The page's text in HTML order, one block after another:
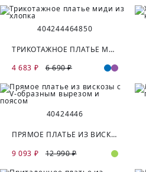
404244464850
ТРИКОТАЖНОЕ ПЛАТЬЕ МИДИ ИЗ ХЛОПКА
4 683 ₽
6 690 ₽
40424446
ПРЯМОЕ ПЛАТЬЕ ИЗ ВИСКОЗЫ С V-ОБРАЗНЫМ ВЫРЕЗОМ И ПОЯСОМ
9 093 ₽
12 990 ₽